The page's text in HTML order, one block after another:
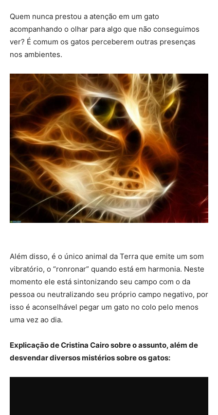
Quem nunca prestou a atenção em um gato
acompanhando o olhar para algo que não conseguimos
ver? É comum os gatos perceberem outras presenças
nos ambientes.
Além disso, é o único animal da Terra que emite um som
vibratório, o “ronronar” quando está em harmonia. Neste
momento ele está sintonizando seu campo com o da
pessoa ou neutralizando seu próprio campo negativo, por
isso é aconselhável pegar um gato no colo pelo menos
uma vez ao dia.
Explicação de Cristina Cairo sobre o assunto, além de
desvendar diversos mistérios sobre os gatos: